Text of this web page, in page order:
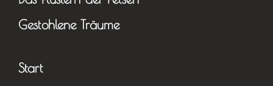
Gestohlene Träume
Start